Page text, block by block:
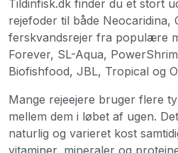
Tildinfisk.dk finder du et stort
rejefoder til både Neocaridina,
ferskvandsrejer fra populære
Forever, SL-Aqua,
Biofishfood, JBL, Tropical og
Mange rejeejere bruger flere
mellem dem i løbet af ugen.
naturlig og varieret kost
vitaminer, mineraler og